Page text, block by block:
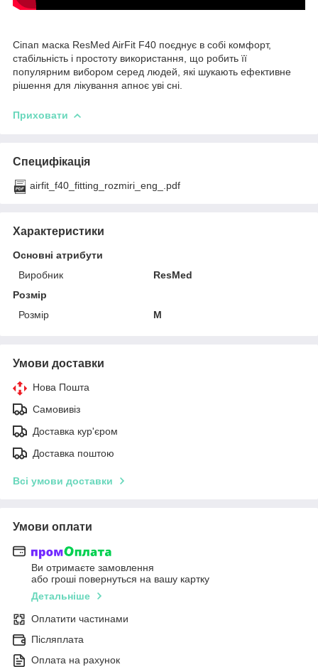
Сіпап маска ResMed AirFit F40 поєднує в собі комфорт,
стабільність і простоту використання, що робить її
популярним вибором серед людей, які шукають ефективне
рішення для лікування апноє уві сні.
Приховати
Специфікація
airfit_f40_fitting_rozmiri_eng_.pdf
Характеристики
Основні атрибути
Виробник
ResMed
Розмір
Розмір
М
Умови доставки
Нова Пошта
Самовивіз
Доставка кур'єром
Доставка поштою
Всі умови доставки
Умови оплати
Ви отримаєте замовлення
або гроші повернуться на вашу картку
Детальніше
Оплатити частинами
Післяплата
Оплата на рахунок